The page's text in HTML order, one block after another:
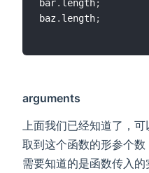
bar. length;
baz . length;
arguments
上面我们已经知道了，
取到这个函数的形参个
需要知道的是函数传入